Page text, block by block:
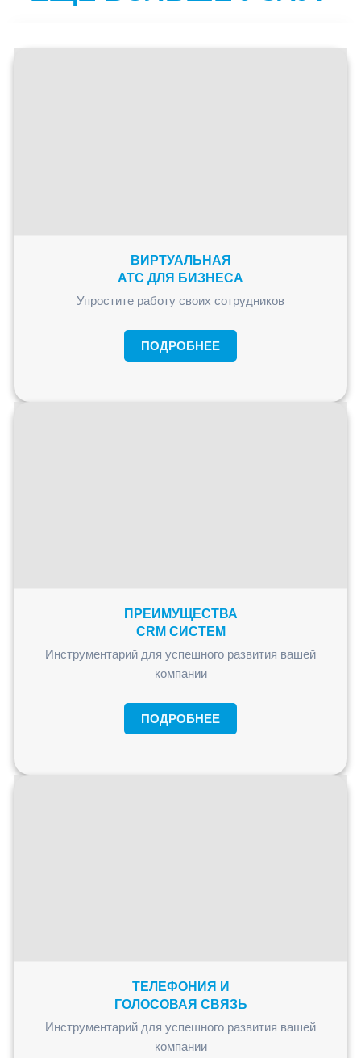
ВИРТУАЛЬНАЯ
АТС ДЛЯ БИЗНЕСА
Упростите работу своих сотрудников
ПОДРОБНЕЕ
ПРЕИМУЩЕСТВА
CRM СИСТЕМ
Инструментарий для успешного развития вашей
компании
ПОДРОБНЕЕ
ТЕЛЕФОНИЯ И
ГОЛОСОВАЯ СВЯЗЬ
Инструментарий для успешного развития вашей
компании